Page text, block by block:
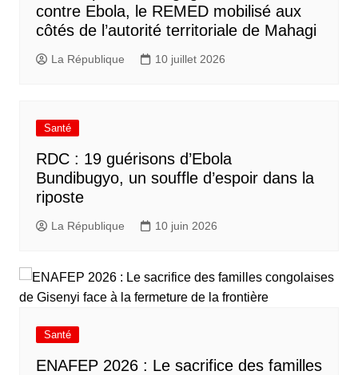
contre Ebola, le REMED mobilisé aux
côtés de l’autorité territoriale de Mahagi
La République 10 juillet 2026
Santé
RDC : 19 guérisons d’Ebola
Bundibugyo, un souffle d’espoir dans la
riposte
La République 10 juin 2026
Santé
ENAFEP 2026 : Le sacrifice des familles